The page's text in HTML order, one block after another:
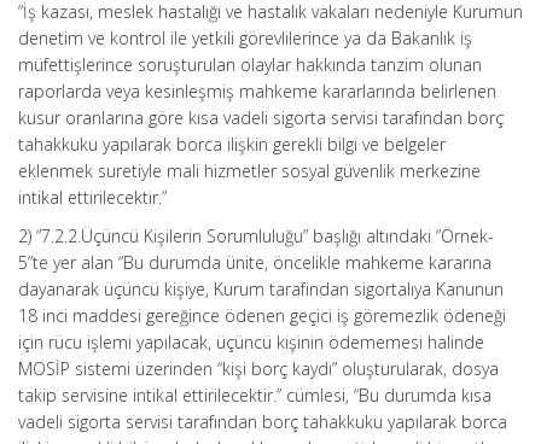
“İş kazası, meslek hastalığı ve hastalık vakaları nedeniyle Kurumun
denetim ve kontrol ile yetkili görevlilerince ya da Bakanlık iş
müfettişlerince soruşturulan olaylar hakkında tanzim olunan
raporlarda veya kesinleşmiş mahkeme kararlarında belirlenen
kusur oranlarına göre kısa vadeli sigorta servisi tarafından borç
tahakkuku yapılarak borca ilişkin gerekli bilgi ve belgeler
eklenmek suretiyle mali hizmetler sosyal güvenlik merkezine
intikal ettirilecektir.”
2) “7.2.2.Üçüncü Kişilerin Sorumluluğu” başlığı altındaki “Örnek-
5”te yer alan “Bu durumda ünite, öncelikle mahkeme kararına
dayanarak üçüncü kişiye, Kurum tarafından sigortalıya Kanunun
18 inci maddesi gereğince ödenen geçici iş göremezlik ödeneği
için rücu işlemi yapılacak, üçüncü kişinin ödememesi halinde
MOSİP sistemi üzerinden “kişi borç kaydı” oluşturularak, dosya
takip servisine intikal ettirilecektir.” cümlesi, “Bu durumda kısa
vadeli sigorta servisi tarafından borç tahakkuku yapılarak borca